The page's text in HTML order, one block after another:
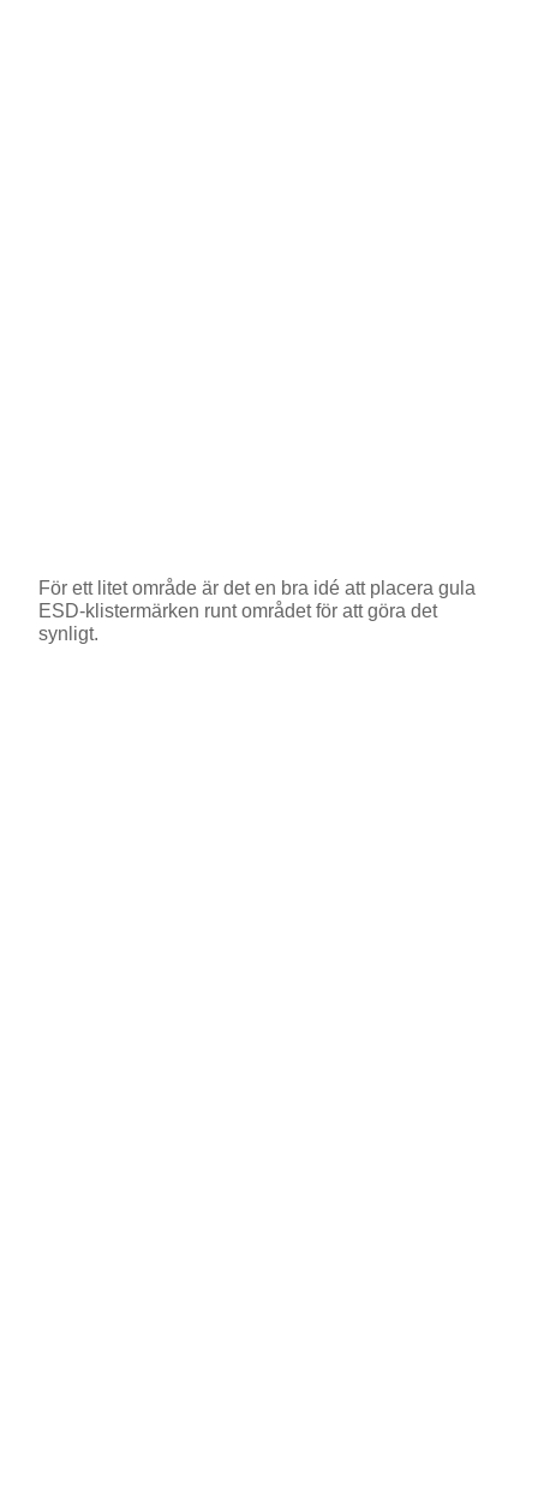
För ett litet område är det en bra idé att placera gula
ESD-klistermärken runt området för att göra det
synligt.